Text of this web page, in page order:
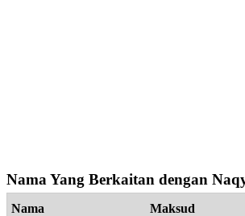
Nama Yang Berkaitan dengan
Nama Maksud